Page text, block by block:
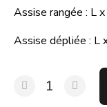
Assise rangée : L
Assise dépliée : L